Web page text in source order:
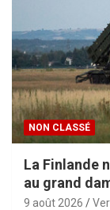
NON CLASSÉ
La Finlande
au grand
9 août 2026